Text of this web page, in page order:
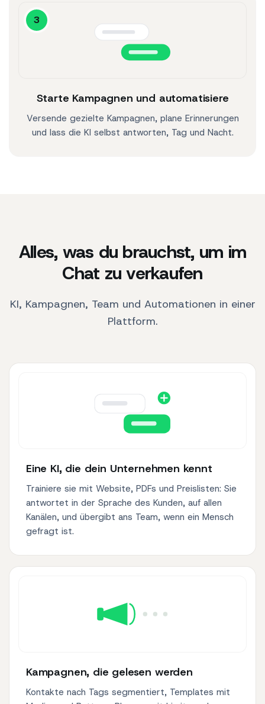
3
Starte Kampagnen und automatisiere
Versende gezielte Kampagnen, plane Erinnerungen
und lass die KI selbst antworten, Tag und Nacht.
Alles, was du brauchst, um im
Chat zu verkaufen
KI, Kampagnen, Team und Automationen in einer
Plattform.
Eine KI, die dein Unternehmen kennt
Trainiere sie mit Website, PDFs und Preislisten: Sie
antwortet in der Sprache des Kunden, auf allen
Kanälen, und übergibt ans Team, wenn ein Mensch
gefragt ist.
Kampagnen, die gelesen werden
Kontakte nach Tags segmentiert, Templates mit